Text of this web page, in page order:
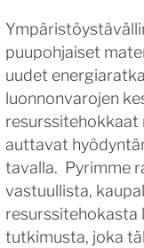
puupohjaiset
uudet
luonnonvarojen
resurssitehokkaat
auttavat
tavalla. Pyrimme
vastuullista,
resurssitehokasta
tutkimusta, joka